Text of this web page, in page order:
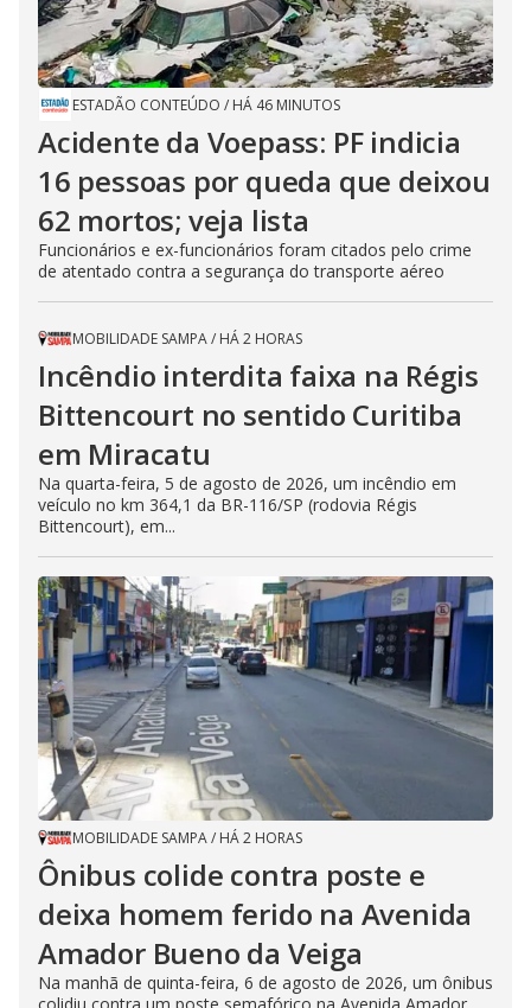
ESTADÃO CONTEÚDO / HÁ 46 MINUTOS
Acidente da Voepass: PF indicia
16 pessoas por queda que deixou
62 mortos; veja lista
Funcionários e ex-funcionários foram citados pelo crime
de atentado contra a segurança do transporte aéreo
MOBILIDADE SAMPA/ HÁ 2 HORAS
Incêndio interdita faixa na Régis
Bittencourt no sentido Curitiba
em Miracatu
Na quarta-feira, 5 de agosto de 2026, um incêndio em
veículo no km 364,1 da BR-116/SP (rodovia Régis
Bittencourt), em...
MOBILIDADE SAMPA/ HÁ 2 HORAS
Ônibus colide contra poste e
deixa homem ferido na Avenida
Amador Bueno da Veiga
Na manhã de quinta-feira, 6 de agosto de 2026, um ônibus